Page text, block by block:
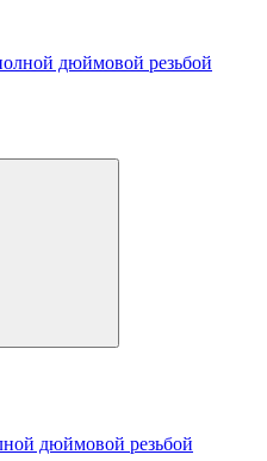
дюймовой резьбой
дюймовой резьбой